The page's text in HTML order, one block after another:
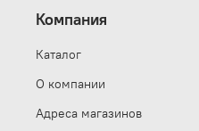
Компания
Каталог
О компании
Адреса магазинов